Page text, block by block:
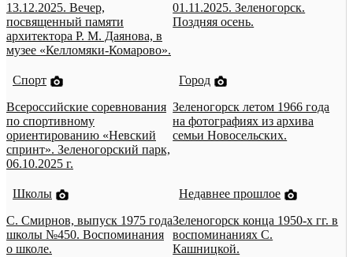
13.12.2025. Вечер,
посвященный памяти
архитектора Р. М. Даянова, в
музее «Келломяки-Комарово».
01.11.2025. Зеленогорск.
Поздняя осень.
Спорт
Всероссийские соревнования
по спортивному
ориентированию «Невский
спринт». Зеленогорский парк,
06.10.2025 г.
Город
Зеленогорск летом 1966 года
на фотографиях из архива
семьи Новосельских.
Школы
С. Смирнов, выпуск 1975 года
школы №450. Воспоминания
о школе.
Недавнее прошлое
Зеленогорск конца 1950-х гг. в
воспоминаниях С.
Кашницкой.